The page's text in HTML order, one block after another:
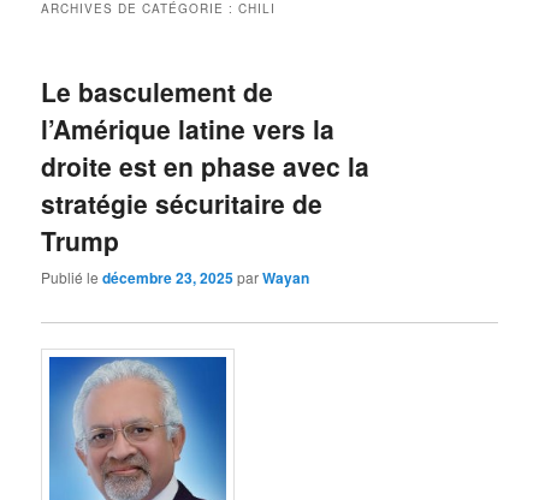
ARCHIVES DE CATÉGORIE :CHILI
Le basculement de
l’Amérique latine vers la
droite est en phase avec la
stratégie sécuritaire de
Trump
Publié ledécembre 23, 2025parWayan